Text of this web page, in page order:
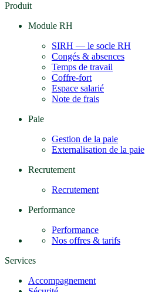
Produit
Module RH
SIRH — le socle RH
Congés & absences
Temps de travail
Coffre-fort
Espace salarié
Note de frais
Paie
Gestion de la paie
Externalisation de la paie
Recrutement
Recrutement
Performance
Performance
Nos offres & tarifs
Services
Accompagnement